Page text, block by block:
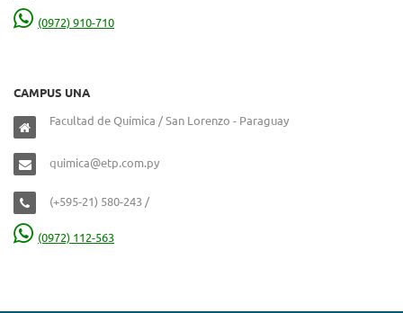
(0972) 910-710
CAMPUS UNA
Facultad de Química / San Lorenzo - Paraguay
quimica@etp.com.py
(+595-21) 580-243 /
(0972) 112-563